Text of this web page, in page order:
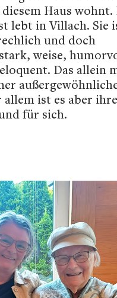
Haus wohnt.
lebt in Villach. Sie
und doch
weise,
Das allein
ist es aber ihre
für sich.